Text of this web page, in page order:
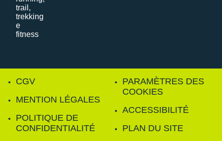
CGV
MENTION LÉGALES
POLITIQUE DE
CONFIDENTIALITÉ
PARAMÈTRES DES
COOKIES
ACCESSIBILITÉ
PLAN DU SITE